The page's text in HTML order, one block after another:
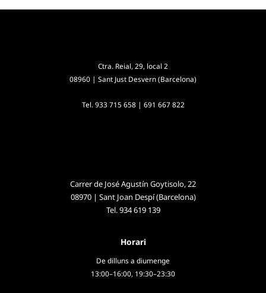
Ctra. Reial, 29, local 2
08960 | Sant Just Desvern (Barcelona)
Tel. 933 715 658| 691 667 822
Carrer de José Agustín Goytisolo, 22
08970 | Sant Joan Despí (Barcelona)
Tel.934 619 139
Horari
De dilluns a diumenge
13:00–16:00, 19:30–23:30